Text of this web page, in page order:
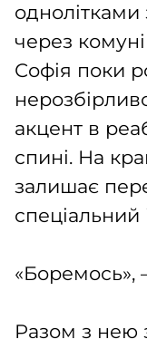
однолітками
через
Софія поки
акцент в
спині. На
залишає
спеціальний
«Боремось»,
Разом з нею